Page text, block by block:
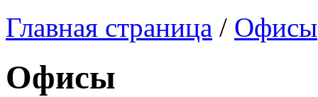
Главная страница / Офисы
Офисы